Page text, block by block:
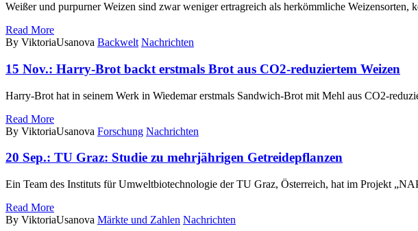
Weißer und purpurner Weizen sind zwar weniger ertragreich als herkömmliche
Read More
By ViktoriaUsanova Backwelt Nachrichten
15 Nov.: Harry-Brot backt erstmals Brot aus CO2-reduziertem Weizen
Harry-Brot hat in seinem Werk in Wiedemar erstmals Sandwich-Brot mit Mehl aus CO2-
Read More
By ViktoriaUsanova Forschung Nachrichten
20 Sep.: TU Graz: Studie zu mehrjährigen Getreidepflanzen
Ein Team des Instituts für Umweltbiotechnologie der TU Graz, Österreich, hat im Projekt
Read More
By ViktoriaUsanova Märkte und Zahlen Nachrichten